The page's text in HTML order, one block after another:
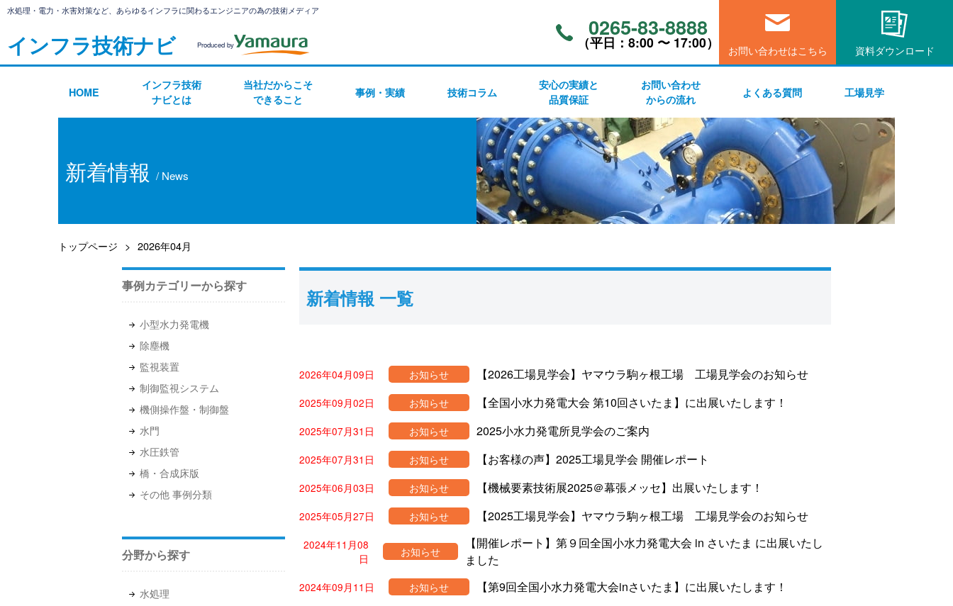
水処理・電力・水害対策など、あらゆるインフラに関わるエンジニアの為の技術メディア
インフラ技術ナビ Produced by
0265-83-8888
（平⽇：8:00 〜 17:00） お問い合わせはこちら 資料ダウンロード
HOME
インフラ技術
ナビとは
当社だからこそ
できること
事例・実績 技術コラム
安心の実績と
品質保証
お問い合わせ
からの流れ
よくある質問 工場見学
新着情報 / News
トップページ 2026年04月
事例カテゴリーから探す
小型水力発電機
除塵機
監視装置
制御監視システム
機側操作盤・制御盤
水門
水圧鉄管
橋・合成床版
その他 事例分類
分野から探す
水処理
新着情報 一覧
2026年04月09日 お知らせ 【2026工場見学会】ヤマウラ駒ヶ根工場 工場見学会のお知らせ
2025年09月02日 お知らせ 【全国小水力発電大会 第10回さいたま】に出展いたします！
2025年07月31日 お知らせ 2025小水力発電所見学会のご案内
2025年07月31日 お知らせ 【お客様の声】2025工場見学会 開催レポート
2025年06月03日 お知らせ 【機械要素技術展2025＠幕張メッセ】出展いたします！
2025年05月27日 お知らせ 【2025工場見学会】ヤマウラ駒ヶ根工場 工場見学会のお知らせ
2024年11月08
日
お知らせ
【開催レポート】第９回全国小水力発電大会 in さいたま に出展いたし
ました
2024年09月11日 お知らせ 【第9回全国小水力発電大会inさいたま】に出展いたします！